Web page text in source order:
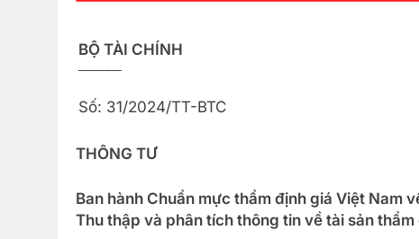
BỘ TÀI CHÍNH
Số: 31/2024/TT-BTC
THÔNG TƯ
Ban hành Chuẩn mực thẩm định giá Việt Nam
Thu thập và phân tích thông tin về tài sản thẩm